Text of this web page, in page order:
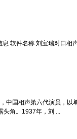
软件名称 刘宝瑞对口
国相声第六代演员，以
头角。1937年，刘 ...